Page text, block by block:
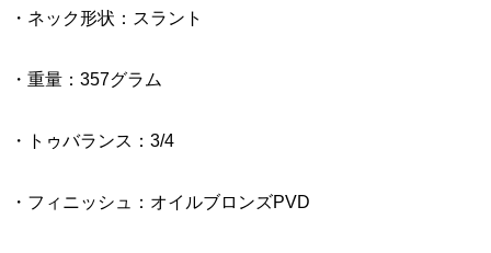
・ネック形状：スラント
・重量：357グラム
・トゥバランス：3/4
・フィニッシュ：オイルブロンズPVD